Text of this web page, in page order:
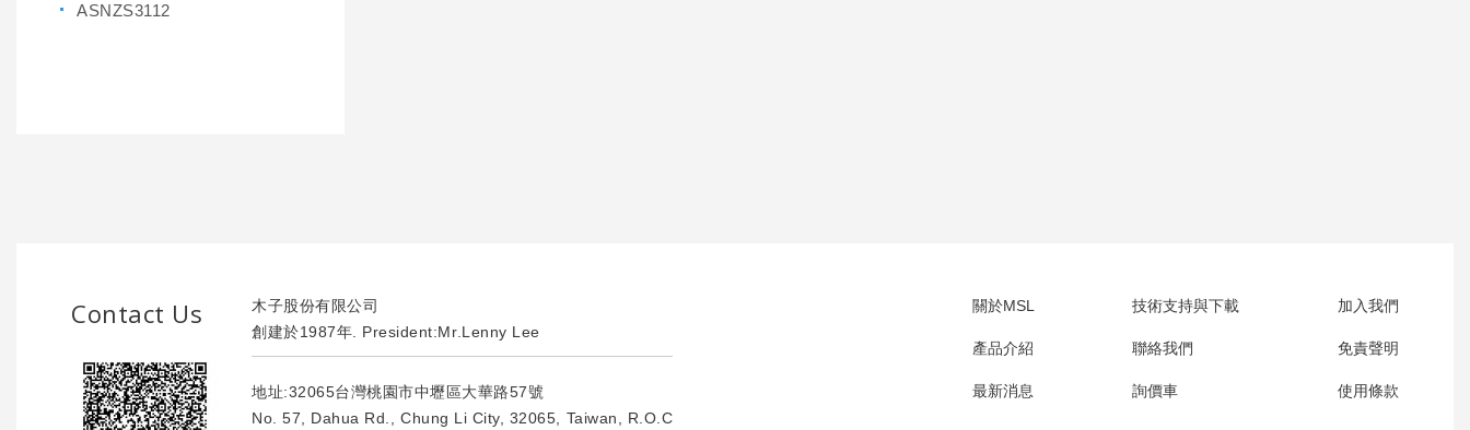
ASNZS3112
Contact Us
木子股份有限公司
創建於1987年. President:Mr.Lenny Lee
地址:32065台灣桃園市中壢區大華路57號
No. 57, Dahua Rd., Chung Li City, 32065, Taiwan, R.O.C
關於MSL
產品介紹
最新消息
技術支持與下載
聯絡我們
詢價車
加入我們
免責聲明
使用條款